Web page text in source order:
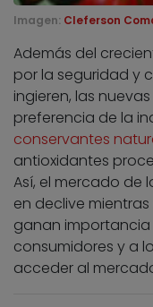
Imagen: Cleferson
Además del
por la seguridad y
ingieren, las
preferencia de la
conservantes
antioxidantes
Así, el mercado de
en declive
ganan
consumidores y a
acceder al